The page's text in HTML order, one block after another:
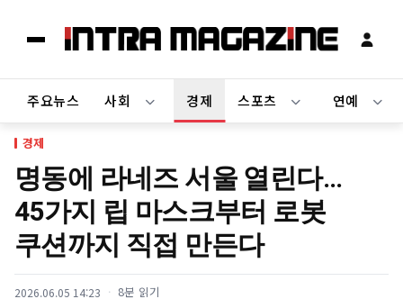
주요뉴스 사회 경제 스포츠 연예
경제
명동에 라네즈 서울 열린다…
45가지 립 마스크부터 로봇
쿠션까지 직접 만든다
2026.06.05 14:23 8분 읽기